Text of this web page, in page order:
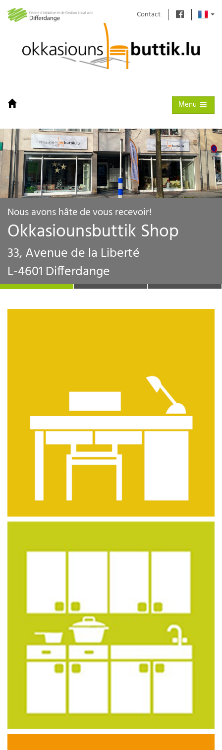
Contact
Toggle
Menu
Nous avons hâte de vous recevoir!
Okkasiounsbuttik Shop
33, Avenue de la Liberté
L-4601 Differdange